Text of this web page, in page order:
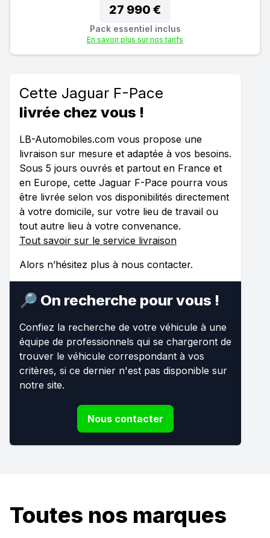
27 990 €
Pack essentiel inclus
En savoir plus sur nos tarifs
Cette Jaguar F-Pace
livrée chez vous !
LB-Automobiles.com vous propose une
livraison sur mesure et adaptée à vos besoins.
Sous 5 jours ouvrés et partout en France et
en Europe, cette Jaguar F-Pace pourra vous
être livrée selon vos disponibilités directement
à votre domicile, sur votre lieu de travail ou
tout autre lieu à votre convenance.
Tout savoir sur le service livraison
Alors n’hésitez plus à nous contacter.
🔎 On recherche pour vous !
Confiez la recherche de votre véhicule à une
équipe de professionnels qui se chargeront de
trouver le véhicule correspondant à vos
critères, si ce dernier n'est pas disponible sur
notre site.
Nous contacter
Toutes nos marques